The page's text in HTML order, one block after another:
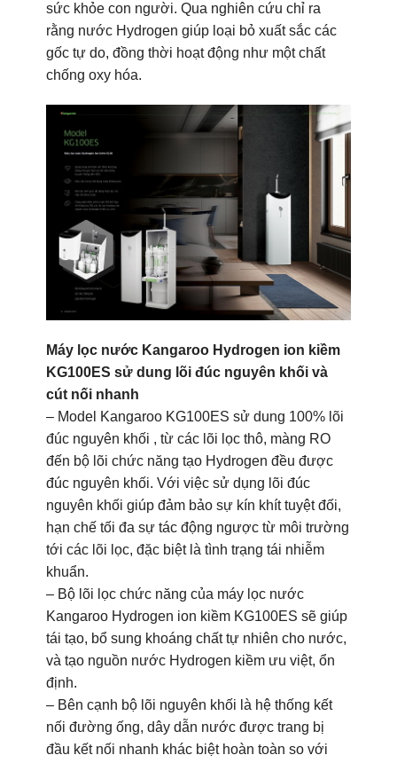
sức khỏe con người. Qua nghiên cứu chỉ ra
rằng nước Hydrogen giúp loại bỏ xuất sắc các
gốc tự do, đồng thời hoạt động như một chất
chống oxy hóa.
Máy lọc nước Kangaroo Hydrogen ion kiềm
KG100ES sử dung lõi đúc nguyên khối và
cút nối nhanh
– Model Kangaroo KG100ES sử dung 100% lõi
đúc nguyên khối , từ các lõi lọc thô, màng RO
đến bộ lõi chức năng tạo Hydrogen đều được
đúc nguyên khối. Với việc sử dụng lõi đúc
nguyên khối giúp đảm bảo sự kín khít tuyệt đối,
hạn chế tối đa sự tác động ngược từ môi trường
tới các lõi lọc, đặc biệt là tình trạng tái nhiễm
khuẩn.
– Bộ lõi lọc chức năng của máy lọc nước
Kangaroo Hydrogen ion kiềm KG100ES sẽ giúp
tái tạo, bổ sung khoáng chất tự nhiên cho nước,
và tạo nguồn nước Hydrogen kiềm ưu việt, ổn
định.
– Bên cạnh bộ lõi nguyên khối là hệ thống kết
nối đường ống, dây dẫn nước được trang bị
đầu kết nối nhanh khác biệt hoàn toàn so với